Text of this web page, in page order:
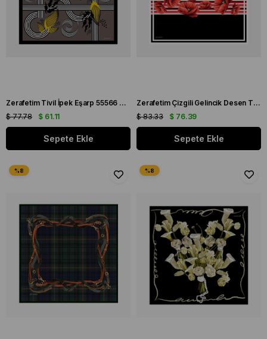
Zerafetim Tivil İpek Eşarp 55566 Siyah Vizon Yaprak Desen
$ 61.11
$ 77.78
Sepete Ekle
Zerafetim Çizgili Gelincik Desen Tivil İpek Eşarp Siyah Kırmızı
$ 76.39
$ 83.33
Sepete Ekle